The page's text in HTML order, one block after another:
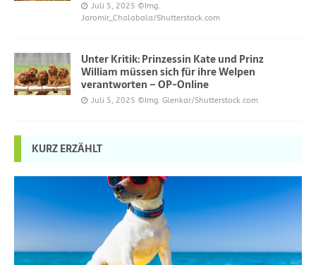
Juli 5, 2025 ©Img.
Jaromir_Chalabala/Shutterstock.com
Unter Kritik: Prinzessin Kate und Prinz
William müssen sich für ihre Welpen
verantworten – OP-Online
Juli 5, 2025 ©Img. Glenkar/Shutterstock.com
KURZ ERZÄHLT